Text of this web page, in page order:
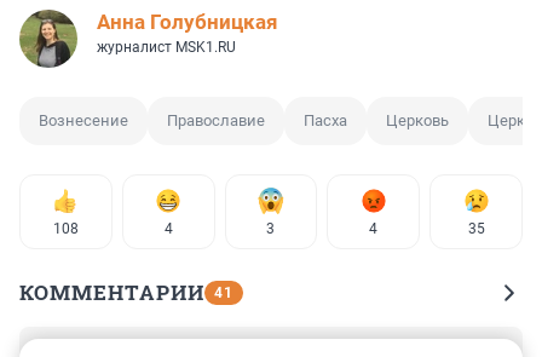
Анна Голубницкая
журналист MSK1.RU
Вознесение Православие Пасха Церковь
108 4 3 4 35
КОММЕНТАРИИ 41